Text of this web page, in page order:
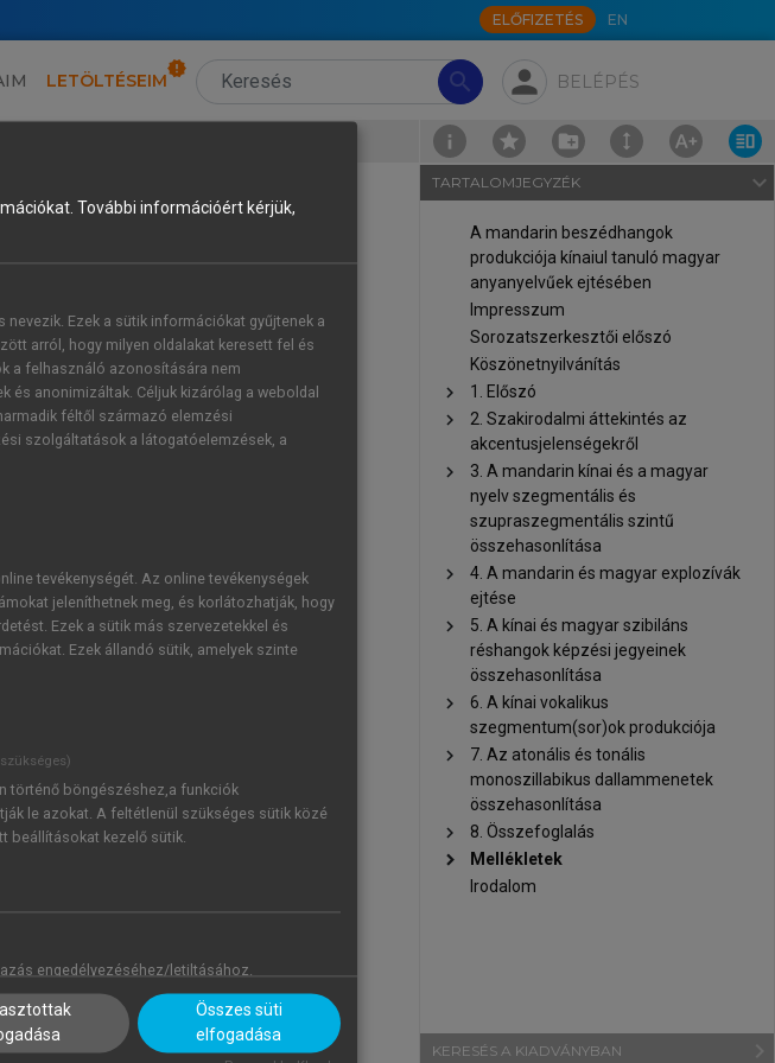
ELŐFIZETÉS EN
search person BELÉPÉS
LETÖLTÉSEIM
TARTALOMJEGYZÉK navigate_next
A mandarin beszédhangok
produkciója kínaiul tanuló magyar
anyanyelvűek ejtésében
Impresszum
Sorozatszerkesztői előszó
Köszönetnyilvánítás
chevron_right 1. Előszó
chevron_right
2. Szakirodalmi áttekintés az
akcentusjelenségekről
chevron_right
3. A mandarin kínai és a magyar
nyelv szegmentális és
szupraszegmentális szintű
összehasonlítása
chevron_right
4. A mandarin és magyar explozívák
ejtése
chevron_right
5. A kínai és magyar szibiláns
réshangok képzési jegyeinek
összehasonlítása
chevron_right
6. A kínai vokalikus
szegmentum(sor)ok produkciója
chevron_right
7. Az atonális és tonális
monoszillabikus dallammenetek
összehasonlítása
chevron_right 8. Összefoglalás
chevron_right
Mellékletek
Irodalom
KERESÉS A KIADVÁNYBAN
További információért kérjük,
Ezek a sütik információkat gyűjtenek a
arról, hogy milyen oldalakat keresett fel és
a felhasználó azonosítására nem
és anonimizáltak. Céljuk kizárólag a weboldal
féltől származó elemzési
szolgáltatások a látogatóelemzések, a
tevékenységét. Az online tevékenységek
jeleníthetnek meg, és korlátozhatják, hogy
Ezek a sütik más szervezetekkel és
Ezek állandó sütik, amelyek szinte
történő böngészéshez,a funkciók
le azokat. A feltétlenül szükséges sütik közé
beállításokat kezelő sütik.
engedélyezéséhez/letiltásához.
Összes süti
elfogadása